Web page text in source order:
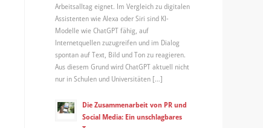
Arbeitsalltag eignet. Im Vergleich zu digitalen
Assistenten wie Alexa oder Siri sind KI-
Modelle wie ChatGPT fähig, auf
Internetquellen zuzugreifen und im Dialog
spontan auf Text, Bild und Ton zu reagieren.
Aus diesem Grund wird ChatGPT aktuell nicht
nur in Schulen und Universitäten […]
Die Zusammenarbeit von PR und
Social Media: Ein unschlagbares